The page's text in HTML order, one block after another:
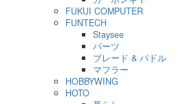
FUKUI COMPUTER
FUNTECH
Staysee
パーツ
ブレード & パドル
マフラー
HOBBYWING
HOTO